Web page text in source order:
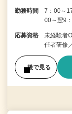
勤務時間
7：00～
00～翌9
応募資格
未経験者
任者研修
後で見る